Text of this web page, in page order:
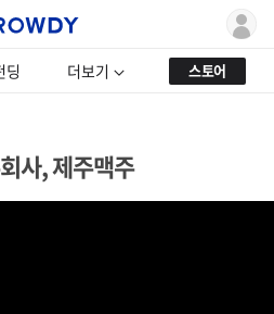
딩 더보기 스토어
사, 제주맥주